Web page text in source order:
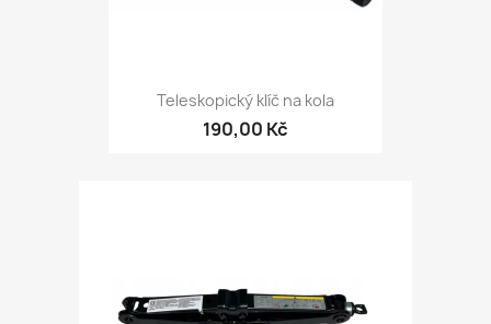
Teleskopický klíč na kola
190,00 Kč